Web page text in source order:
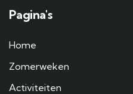
Pagina's
Home
Zomerweken
Activiteiten